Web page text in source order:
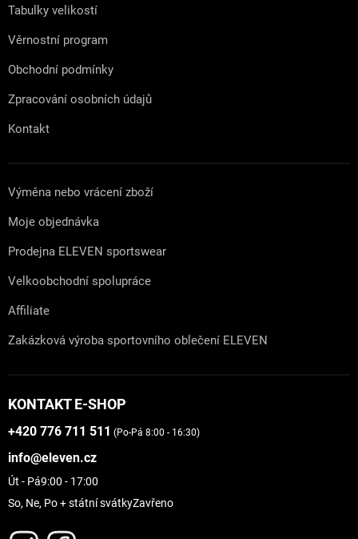
Tabulky velikostí
Věrnostní program
Obchodní podmínky
Zpracování osobních údajů
Kontakt
Výměna nebo vrácení zboží
Moje objednávka
Prodejna ELEVEN sportswear
Velkoobchodní spolupráce
Affiliate
Zakázková výroba sportovního oblečení ELEVEN
KONTAKT E-SHOP
+420 776 711 511 (Po-Pá 8:00 - 16:30)
info@eleven.cz
Út - Pá9:00 - 17:00
So, Ne, Po + státní svátkyZavřeno